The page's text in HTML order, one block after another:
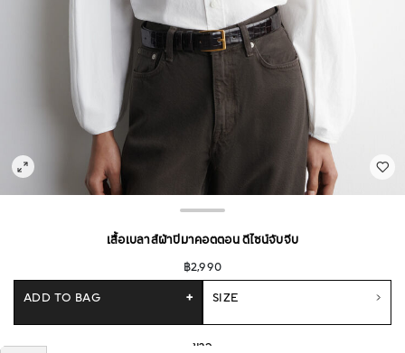
เสื้อเบลาส์ผ้าปิมาคอตตอน ดีไซน์จับจีบ
฿2,990
SIZE
ADD TO BAG +
ขาว